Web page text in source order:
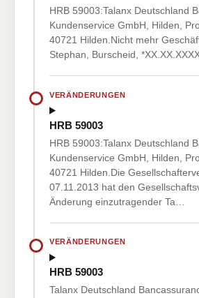
HRB 59003:Talanx Deutschland
Kundenservice GmbH, Hilden,
40721 Hilden.Nicht mehr
Stephan, Burscheid,
VERÄNDERUNGEN
HRB 59003
HRB 59003:Talanx Deutschland
Kundenservice GmbH, Hilden,
40721 Hilden.Die
07.11.2013 hat den
Änderung einzutragender Ta…
VERÄNDERUNGEN
HRB 59003
Talanx Deutschland